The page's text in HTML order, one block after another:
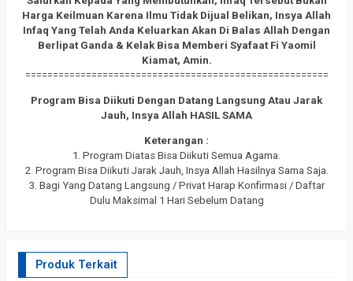
Harga Keilmuan Karena Ilmu Tidak Dijual Belikan, Insya Allah
Infaq Yang Telah Anda Keluarkan Akan Di Balas Allah Dengan
Berlipat Ganda & Kelak Bisa Memberi Syafaat Fi Yaomil
Kiamat, Amin.
=======================================================
Program Bisa Diikuti Dengan Datang Langsung Atau Jarak
Jauh, Insya Allah HASIL SAMA
Keterangan :
1. Program Diatas Bisa Diikuti Semua Agama.
2. Program Bisa Diikuti Jarak Jauh, Insya Allah Hasilnya Sama Saja.
3. Bagi Yang Datang Langsung / Privat Harap Konfirmasi / Daftar
Dulu Maksimal 1 Hari Sebelum Datang
Produk Terkait